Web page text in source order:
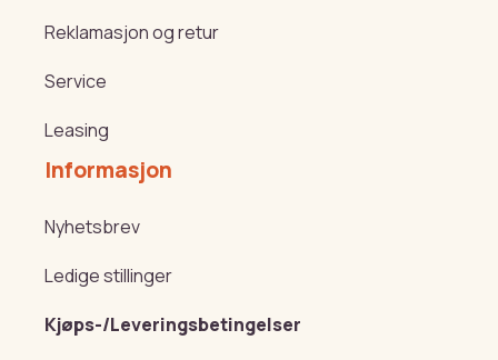
Reklamasjon og retur
Service
Leasing
Informasjon
Nyhetsbrev
Ledige stillinger
Kjøps-/Leveringsbetingelser